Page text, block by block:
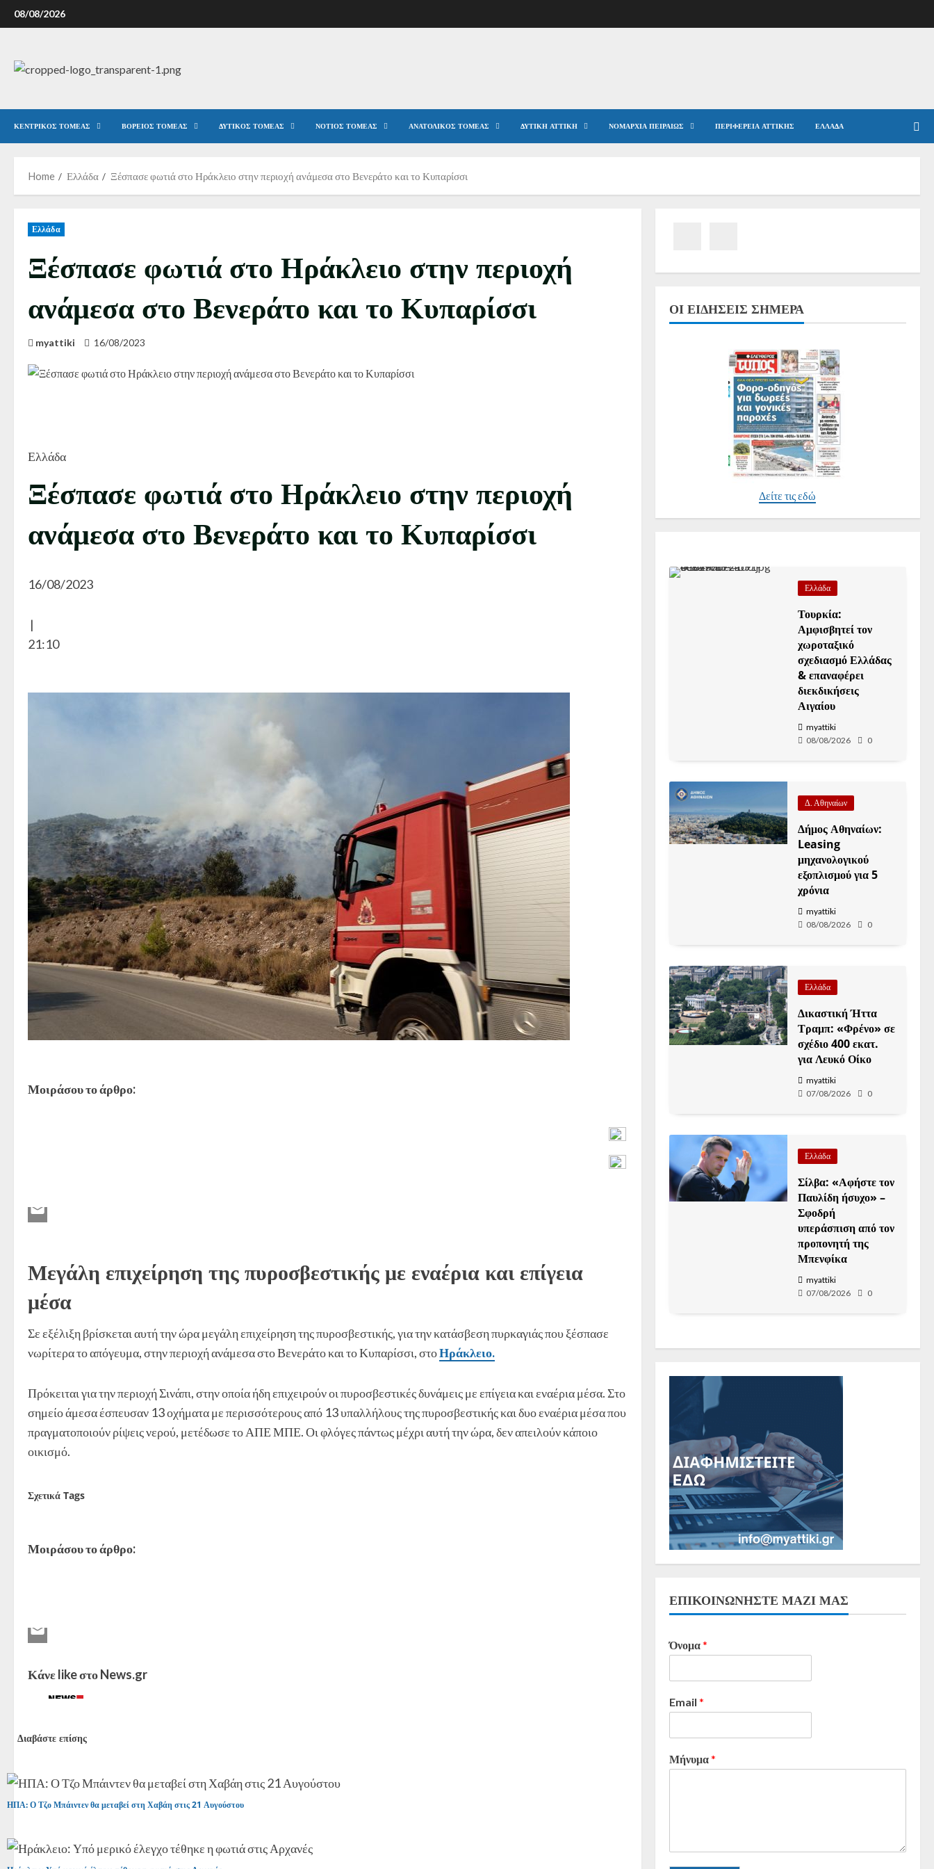
08/08/2026
ΚΕΝΤΡΙΚΌΣ ΤΟΜΈΑΣ ΒΌΡΕΙΟΣ ΤΟΜΈΑΣ ΔΥΤΙΚΌΣ ΤΟΜΈΑΣ ΝΌΤΙΟΣ ΤΟΜΈΑΣ ΑΝΑΤΟΛΙΚΌΣ ΤΟΜΈΑΣ ΔΥΤΙΚΉ ΑΤΤΙΚΉ ΝΟΜΑΡΧΊΑ ΠΕΙΡΑΙΏΣ ΠΕΡΙΦΈΡΕΙΑ ΑΤΤΙΚΉΣ ΕΛΛΆΔΑ
Home Ελλάδα Ξέσπασε φωτιά στο Ηράκλειο στην περιοχή ανάμεσα στο Βενεράτο και το Κυπαρίσσι
Ελλάδα
Ξέσπασε φωτιά στο Ηράκλειο στην περιοχή
ανάμεσα στο Βενεράτο και το Κυπαρίσσι
myattiki 16/08/2023
Ελλάδα
Ξέσπασε φωτιά στο Ηράκλειο στην περιοχή
ανάμεσα στο Βενεράτο και το Κυπαρίσσι
16/08/2023
|
21:10
Μοιράσου το άρθρο:
Μεγάλη επιχείρηση της πυροσβεστικής με εναέρια και επίγεια
μέσα
Σε εξέλιξη βρίσκεται αυτή την ώρα μεγάλη επιχείρηση της πυροσβεστικής, για την κατάσβεση πυρκαγιάς που ξέσπασε
νωρίτερα το απόγευμα, στην περιοχή ανάμεσα στο Βενεράτο και το Κυπαρίσσι, στοΗράκλειο.
Πρόκειται για την περιοχή Σινάπι, στην οποία ήδη επιχειρούν οι πυροσβεστικές δυνάμεις με επίγεια και εναέρια μέσα. Στο
σημείο άμεσα έσπευσαν 13 οχήματα με περισσότερους από 13 υπαλλήλους της πυροσβεστικής και δυο εναέρια μέσα που
πραγματοποιούν ρίψεις νερού, μετέδωσε το ΑΠΕ ΜΠΕ. Οι φλόγες πάντως μέχρι αυτή την ώρα, δεν απειλούν κάποιο
οικισμό.
Σχετικά Tags
Μοιράσου το άρθρο:
Κάνε like στο News.gr
Διαβάστε επίσης
ΗΠΑ: Ο Τζο Μπάιντεν θα μεταβεί στη Χαβάη στις 21 Αυγούστου
ΟΙ ΕΙΔΉΣΕΙΣ ΣΉΜΕΡΑ
Δείτε τις εδώ
Ελλάδα
Τουρκία:
Αμφισβητεί τον
χωροταξικό
σχεδιασμό Ελλάδας
& επαναφέρει
διεκδικήσεις
Αιγαίου
myattiki
08/08/2026
0
Δ. Αθηναίων
Δήμος Αθηναίων:
Leasing
μηχανολογικού
εξοπλισμού για 5
χρόνια
myattiki
08/08/2026
0
Ελλάδα
Δικαστική Ήττα
Τραμπ: «Φρένο» σε
σχέδιο 400 εκατ.
για Λευκό Οίκο
myattiki
07/08/2026
0
Ελλάδα
Σίλβα: «Αφήστε τον
Παυλίδη ήσυχο» –
Σφοδρή
υπεράσπιση από τον
προπονητή της
Μπενφίκα
myattiki
07/08/2026
0
ΕΠΙΚΟΙΝΩΝΗΣΤΕ ΜΑΖΙ ΜΑΣ
Όνομα*
Email *
Μήνυμα*